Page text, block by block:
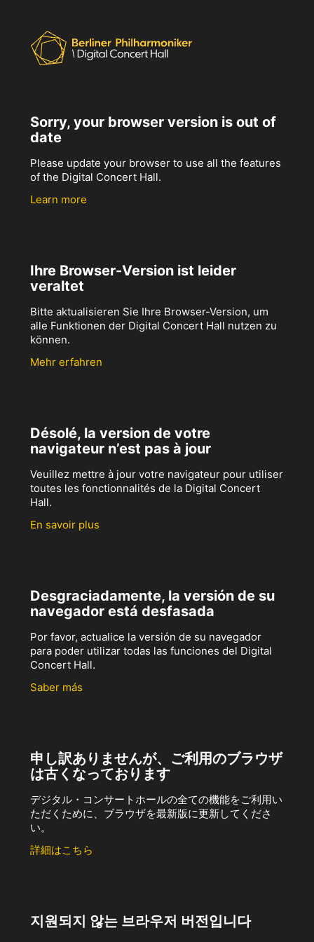
Sorry, your browser version is out of
date
Please update your browser to use all the features
of the Digital Concert Hall.
Learn more
Ihre Browser-Version ist leider
veraltet
Bitte aktualisieren Sie Ihre Browser-Version, um
alle Funktionen der Digital Concert Hall nutzen zu
können.
Mehr erfahren
Désolé, la version de votre
navigateur n’est pas à jour
Veuillez mettre à jour votre navigateur pour utiliser
toutes les fonctionnalités de la Digital Concert
Hall.
En savoir plus
Desgraciadamente, la versión de su
navegador está desfasada
Por favor, actualice la versión de su navegador
para poder utilizar todas las funciones del Digital
Concert Hall.
Saber más
申し訳ありませんが、ご利用のブラウザ
は古くなっております
デジタル・コンサートホールの全ての機能をご利用い
ただくために、ブラウザを最新版に更新してくださ
い。
詳細はこちら
지원되지 않는 브라우저 버전입니다